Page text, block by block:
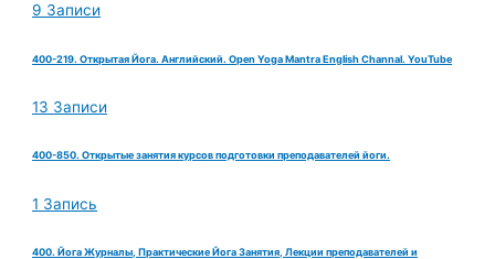
9 Записи
400-219. Открытая Йога. Английский. Open Yoga Mantra English Channal. YouTube
13 Записи
400-850. Открытые занятия курсов подготовки преподавателей йоги.
1 Запись
400. Йога Журналы, Практические Йога Занятия, Лекции преподавателей и